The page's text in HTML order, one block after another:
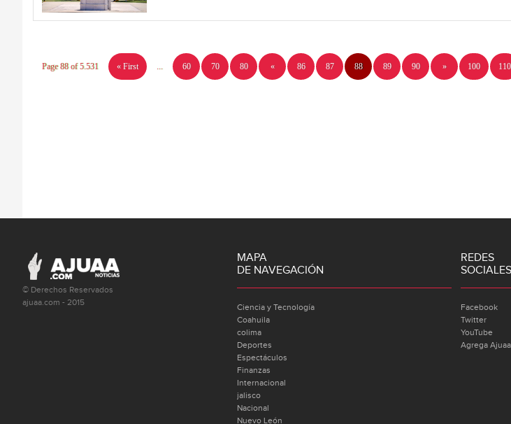
Page 88 of 5.531 « First ... 60 70 80 « 86 87 88 89 90 » 100 110
© Derechos Reservados
ajuaa.com - 2015
MAPA
DE NAVEGACIÓN
Ciencia y Tecnología
Coahuila
colima
Deportes
Espectáculos
Finanzas
Internacional
jalisco
Nacional
Nuevo León
REDES
SOCIALES
Facebook
Twitter
YouTube
Agrega